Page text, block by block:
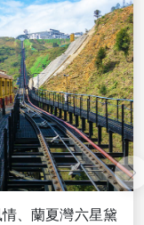
、蘭夏灣六星黛